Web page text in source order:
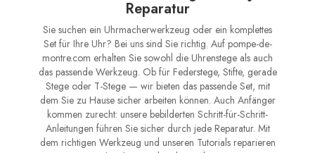
Reparatur
Sie suchen ein Uhrmacherwerkzeug oder ein komplettes
Set für Ihre Uhr? Bei uns sind Sie richtig. Auf pompe-de-
montre.com erhalten Sie sowohl die Uhrenstege als auch
das passende Werkzeug. Ob für Federstege, Stifte, gerade
Stege oder T-Stege — wir bieten das passende Set, mit
dem Sie zu Hause sicher arbeiten können. Auch Anfänger
kommen zurecht: unsere bebilderten Schritt-für-Schritt-
Anleitungen führen Sie sicher durch jede Reparatur. Mit
dem richtigen Werkzeug und unseren Tutorials reparieren